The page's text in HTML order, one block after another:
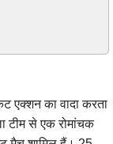
एक्शन का वादा करता
टीम से एक रोमांचक